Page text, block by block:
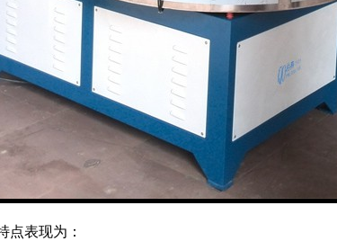
点表现为：